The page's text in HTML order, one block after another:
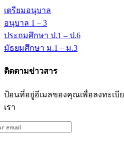
เตรียมอนุบาล
อนุบาล 1 – 3
ประถมศึกษา ป.1 – ป.6
มัธยมศึกษา ม.1 – ม.3
ติดตามข่าวสาร
ป้อนที่อยู่อีเมลของคุณเพื่อลงทะเ
เรา